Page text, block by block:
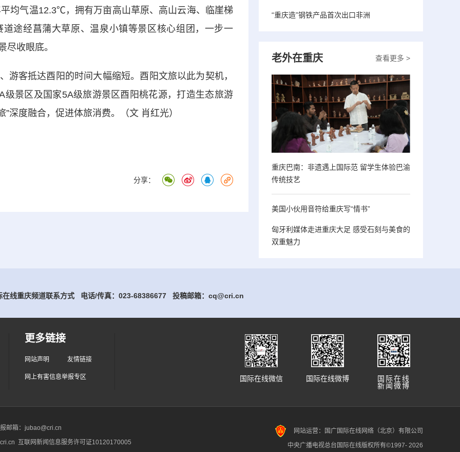
气温12.3℃，拥有万亩高山草原、高山云海、临崖梯
途经菖蒲大草原、温泉小镇等景区核心组团，一步一
尽收眼底。
抵达酉阳的时间大幅缩短。酉阳文旅以此为契机，
级景区及国家5A级旅游景区酉阳桃花源，打造生态旅游
深度融合，促进体旅消费。（文 肖红光）
分享：
“重庆造”钢铁产品首次出口非洲
查看更多 >
老外在重庆
重庆巴南：非遗遇上国际范 留学生体验巴渝
传统技艺
美国小伙用音符给重庆写“情书”
匈牙利媒体走进重庆大足 感受石刻与美食的
双重魅力
线重庆频道联系方式 电话/传真：023-68386677 投稿邮箱：cq@cri.cn
更多链接
网站声明 友情链接
网上有害信息举报专区
国际在线
新闻微博
国际在线微博
国际在线微信
邮箱：jubao@cri.cn
互联网新闻信息服务许可证10120170005
网站运营：国广国际在线网络（北京）有限公司
中央广播电视总台国际在线版权所有©1997- 2026